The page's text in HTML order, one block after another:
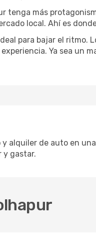
tenga más
local. Ahí es
para bajar el ritmo.
Ya sea un
alquiler de auto en
y gastar.